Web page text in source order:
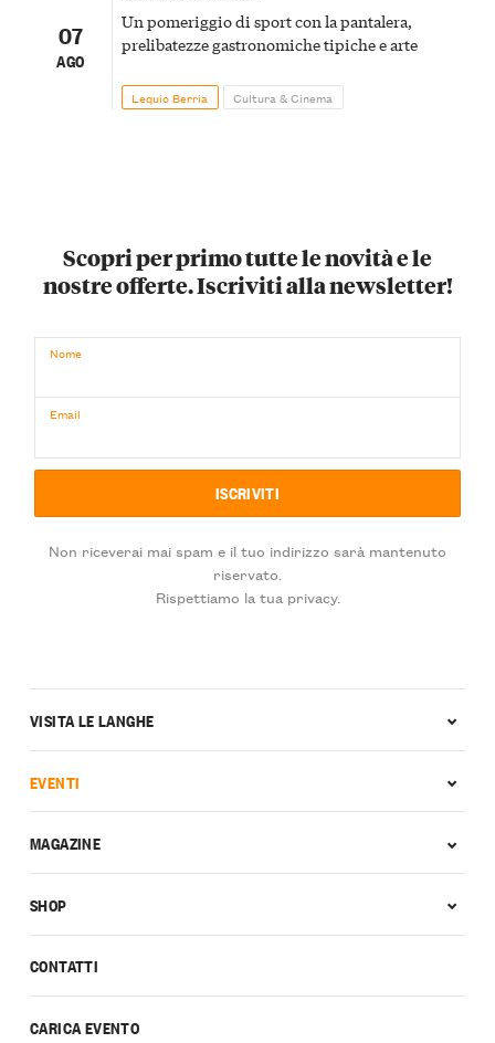
07
AGO
Un pomeriggio di sport con la pantalera,
prelibatezze gastronomiche tipiche e arte
Lequio Berria Cultura & Cinema
Scopri per primo tutte le novità e le
nostre offerte. Iscriviti alla newsletter!
Nome
Email
Non riceverai mai spam e il tuo indirizzo sarà mantenuto
riservato.
Rispettiamo la tua privacy.
CONTATTI
CARICA EVENTO
VISITA LE LANGHE
EVENTI
MAGAZINE
SHOP